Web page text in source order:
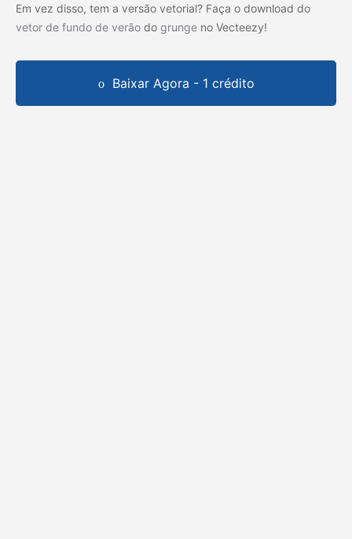
Em vez disso, tem a versão vetorial? Faça o download do
vetor de fundo de verão do grunge no Vecteezy!
Baixar Agora - 1 crédito